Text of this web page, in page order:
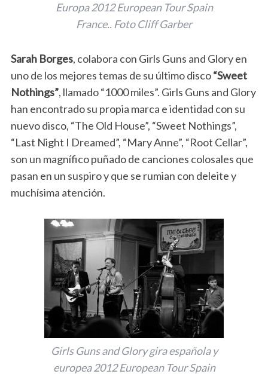
Europa 2012 European Tour Spain
France.. Foto Cliff Garber
Sarah Borges, colabora con Girls Guns and Glory en
uno de los mejores temas de su último disco“Sweet
Nothings”, llamado “1000 miles”. Girls Guns and Glory
han encontrado su propia marca e identidad con su
nuevo disco, “The Old House”, “Sweet Nothings”,
“Last Night I Dreamed”, “Mary Anne”, “Root Cellar”,
son un magnífico puñado de canciones colosales que
pasan en un suspiro y que se rumian con deleite y
muchísima atención.
Girls Guns and Glory gira española y
europea 2012 European Tour Spain